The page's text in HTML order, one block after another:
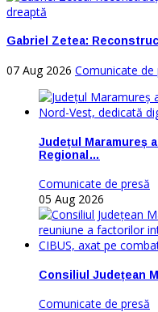
Gabriel Zetea:
07 Aug 2026 Comunicate de
Județul Maramureș
Regional…
Comunicate de presă
05 Aug 2026
Consiliul Județean
Comunicate de presă